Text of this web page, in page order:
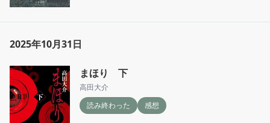
きちんとそのことも考えてみたい、かも。
2025年10月31日
まほり 下
高田大介
読み終わった
感想